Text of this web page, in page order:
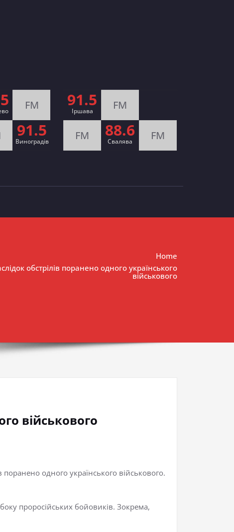
FM
91.5
Виноградів
91.5
Іршава FM
FM 88.6
Cвалява FM
Home
обстрілів поранено одного українського
військового
військового
поранено одного українського військового.
проросійських бойовиків. Зокрема,